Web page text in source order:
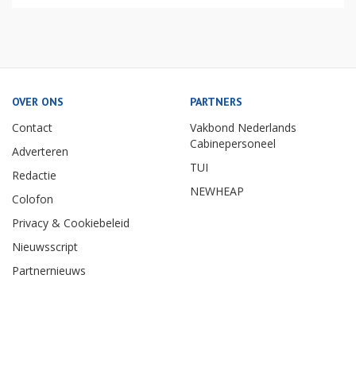
OVER ONS
Contact
Adverteren
Redactie
Colofon
Privacy & Cookiebeleid
Nieuwsscript
Partnernieuws
PARTNERS
Vakbond Nederlands
Cabinepersoneel
TUI
NEWHEAP